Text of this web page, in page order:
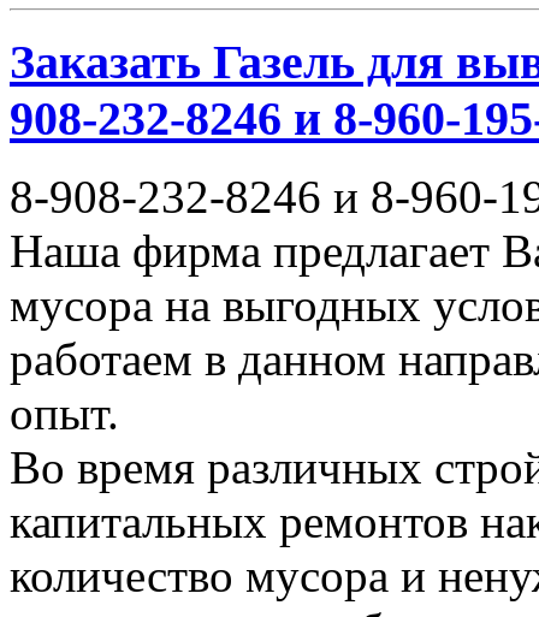
Заказать Газель для
908-232-8246 и 8-960-
8-908-232-8246 и 8-960-
Наша фирма предлагает
мусора на выгодных
работаем в данном
опыт.
Во время различных
капитальных ремонтов
количество мусора и